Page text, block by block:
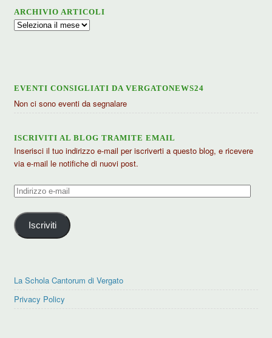
ARCHIVIO ARTICOLI
Archivio
EVENTI CONSIGLIATI DA VERGATONEWS24
Non ci sono eventi da segnalare
ISCRIVITI AL BLOG TRAMITE EMAIL
Inserisci il tuo indirizzo e-mail per iscriverti a questo blog, e ricevere
via e-mail le notifiche di nuovi post.
Indirizzo
mail
Iscriviti
La Schola Cantorum di Vergato
Privacy Policy